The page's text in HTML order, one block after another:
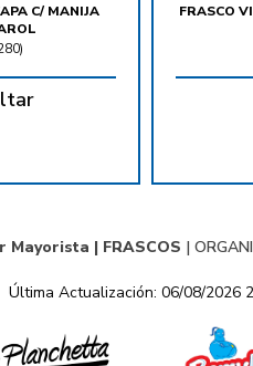
C/ MANIJA
)
FRASCO
Mayorista | FRASCOS |
Última Actualización: 06/08/2026